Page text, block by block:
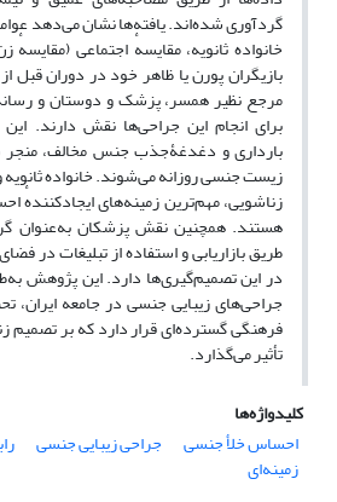
گردآوری شده‌اند. یافته‌ها نشان می‌دهد
خانواده ثانویه، مقایسهٔ اجتماعی
بازیگران پورن یا ظاهر خود در دوران قبل
مرجع نظیر همسر، پزشک و دوستان و
برای انجام این جراحی‌ها نقش دارند.
بارداری و دغدغۀجذب جنس مخالف، منجر
زیست جنسی روزانه می‌شوند. خانواده ثانویه
زناشویی، مهم‌ترین زمینه‌های ایجادکنندهٔ
هستند. همچنین نقش پزشکان به‌عنوان
طریق بازاریابی و استفاده از تبلیغات در
در این تصمیم‌گیری‌ها دارد. این پژوهش
جراحی‌های زیبایی جنسی در جامعه ایران،
فرهنگی گسترده‌ای قرار دارد که بر تصمیم
تأثیر می‌گذارد.
کلیدواژه‌ها
احساس خلأ جنسی
جراحی زیبایی جنسی
زمینه‌ای